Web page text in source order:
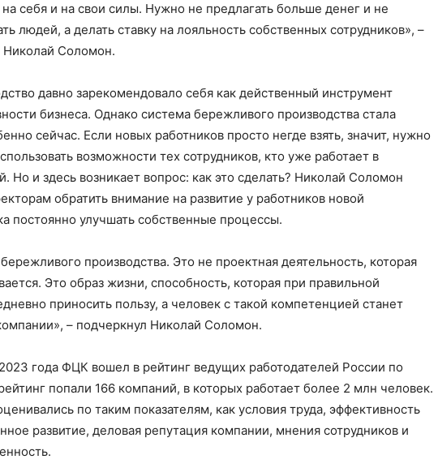
на себя и на свои силы. Нужно не предлагать больше денег и не
людей, а делать ставку на лояльность собственных сотрудников», –
Николай Соломон.
давно зарекомендовало себя как действенный инструмент
бизнеса. Однако система бережливого производства стала
сейчас. Если новых работников просто негде взять, значит, нужно
возможности тех сотрудников, кто уже работает в
Но и здесь возникает вопрос: как это сделать? Николай Соломон
обратить внимание на развитие у работников новой
постоянно улучшать собственные процессы.
производства. Это не проектная деятельность, которая
Это образ жизни, способность, которая при правильной
приносить пользу, а человек с такой компетенцией станет
– подчеркнул Николай Соломон.
года ФЦК вошел в рейтинг ведущих работодателей России по
попали 166 компаний, в которых работает более 2 млн человек.
по таким показателям, как условия труда, эффективность
развитие, деловая репутация компании, мнения сотрудников и